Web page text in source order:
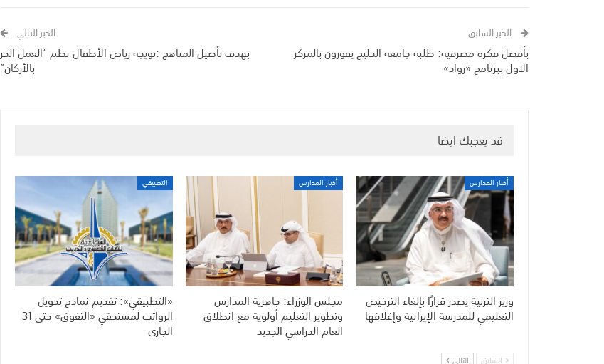
الخبر السابق
بأفضل فكرة مصرفية: طلبة جامعة الخليج يفوزون بالمركز
الاول ببرنامج «رواد»
الخبر التالي
بهدف تأصيل المناهج :تويجه رياض الأطفال نظم “العمل الحر
بالأركان”
قد يعجبك ايضا
أخبار المدارس
وزير التربية يصدر قرارًا بإلغاء الترخيص
التعليمي للمدرسة الإيرانية وإغلاقها
أخبار المدارس
مجلس الوزراء: جاهزية المدارس
وتطوير التعليم أولوية مع انطلاق
العام الدراسي الجديد
التطبيقي
«التطبيقي»: تقديم نماذج تحويل
الرواتب لمستحقي «التفوق» حتى 31
الجاري